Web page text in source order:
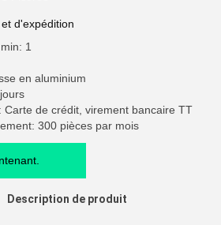
d'expédition
1
en aluminium
Carte de crédit, virement bancaire TT
300 pièces par mois
Description de produit